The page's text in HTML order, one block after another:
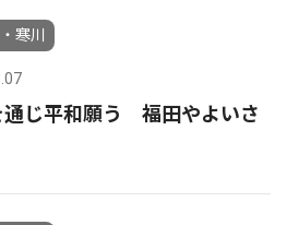
寒川
通じ平和願う 福田やよいさ